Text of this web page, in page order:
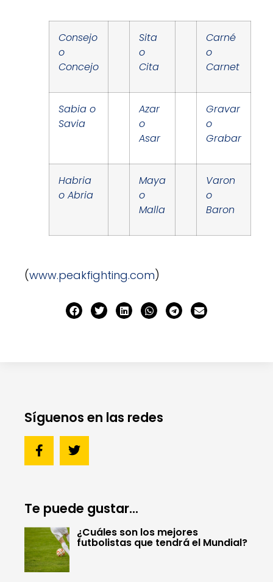
Consejo
o
Concejo
Sita
o
Cita
Carné
o
Carnet
Sabia o
Savia
Azar
o
Asar
Gravar
o
Grabar
Habria
o Abria
Maya
o
Malla
Varon
o
Baron
(www.peakfighting.com)
Síguenos en las redes
Te puede gustar...
¿Cuáles son los mejores
futbolistas que tendrá el Mundial?